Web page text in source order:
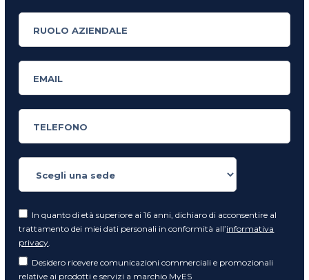
In quanto di età superiore ai 16 anni, dichiaro di acconsentire al
trattamento dei miei dati personali in conformità all’informativa
privacy.
Desidero ricevere comunicazioni commerciali e promozionali
relative ai prodotti e servizi a marchio MyES